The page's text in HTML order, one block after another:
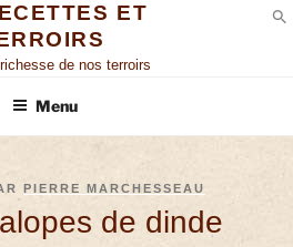
ET
de nos terroirs
Menu
PIERRE MARCHESSEAU
de dinde